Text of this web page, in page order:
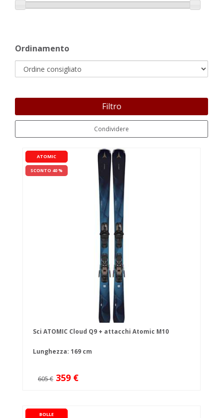
Ordinamento
Filtro
Condividere
ATOMIC
SCONTO 40 %
Sci ATOMIC Cloud Q9 + attacchi Atomic M10
Lunghezza: 169 cm
605 € 359 €
BOLLE